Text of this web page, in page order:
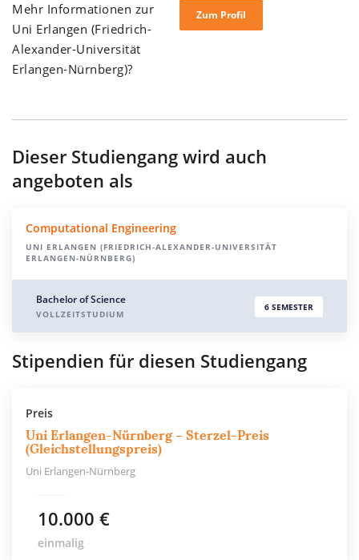
Mehr Informationen zur
Uni Erlangen (Friedrich-
Alexander-Universität
Erlangen-Nürnberg)?
Zum Profil
Dieser Studiengang wird auch
angeboten als
Computational Engineering
UNI ERLANGEN (FRIEDRICH-ALEXANDER-UNIVERSITÄT
ERLANGEN-NÜRNBERG)
Bachelor of Science
VOLLZEITSTUDIUM
6 SEMESTER
Stipendien für diesen Studiengang
Preis
Uni Erlangen-Nürnberg – Sterzel-Preis
(Gleichstellungspreis)
Uni Erlangen-Nürnberg
10.000 €
einmalig